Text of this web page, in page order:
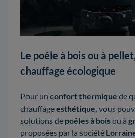
Le poêle à bois ou à
chauffage écologique
Pour un confort thermique de
chauffageesthétique, vous
solutions de poêles à boisou à
proposées par la société